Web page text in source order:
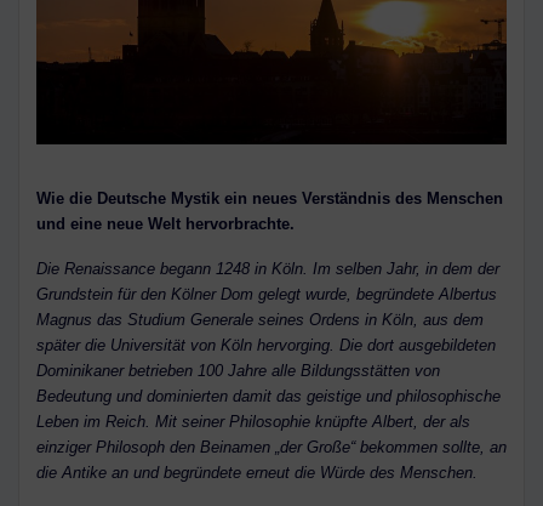
Wie die Deutsche Mystik ein neues Verständnis des Menschen
und eine neue Welt hervorbrachte.
Die Renaissance begann 1248 in Köln. Im selben Jahr, in dem der
Grundstein für den Kölner Dom gelegt wurde, begründete Albertus
Magnus das Studium Generale seines Ordens in Köln, aus dem
später die Universität von Köln hervorging. Die dort ausgebildeten
Dominikaner betrieben 100 Jahre alle Bildungsstätten von
Bedeutung und dominierten damit das geistige und philosophische
Leben im Reich. Mit seiner Philosophie knüpfte Albert, der als
einziger Philosoph den Beinamen „der Große“ bekommen sollte, an
die Antike an und begründete erneut die Würde des Menschen.